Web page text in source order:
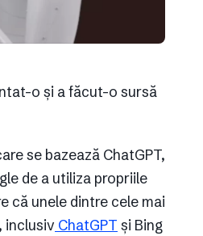
o și a făcut-o sursă
se bazează ChatGPT,
de a utiliza propriile
că unele dintre cele mai
inclusiv ChatGPT și Bing